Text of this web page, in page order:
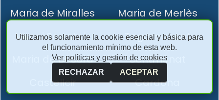
Maria de Miralles
Maria de Merlès
Viver i Serrateix
Tagamanent
Maria de Besora
Sentmenat
Castellcir
Cardona
Utilizamos solamente la cookie esencial y básica para
el funcionamiento mínimo de esta web.
Ver políticas y gestión de cookies
RECHAZAR
ACEPTAR